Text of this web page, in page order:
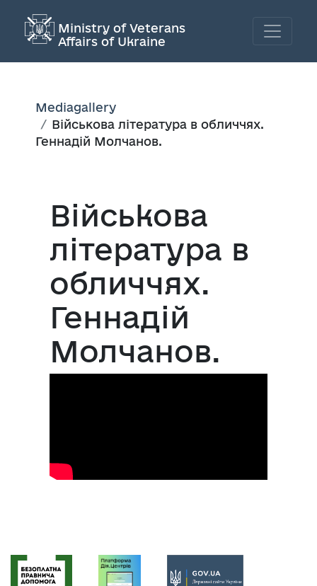
Ministry of Veterans
Affairs of Ukraine
Mediagallery
Військова література в обличчях.
Геннадій Молчанов.
Військова
література в
обличчях.
Геннадій
Молчанов.